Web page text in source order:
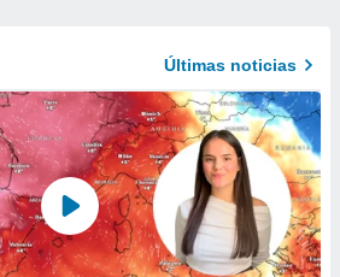
Últimas noticias